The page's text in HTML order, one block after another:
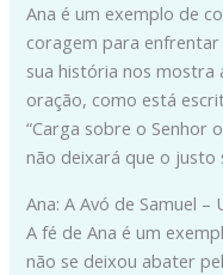
Ana é um exemplo de
coragem para
sua história nos mostra
oração, como está
“Carga sobre o Senhor
não deixará que o justo
Ana: A Avó de Samuel –
A fé de Ana é um
não se deixou abater